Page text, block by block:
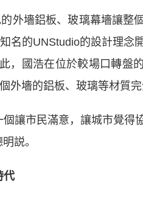
墻鋁板、玻璃幕墻讓整
名的UNStudio的設計理念
，國浩在位於較場口轉盤
外墻的鋁板、玻璃等材質
市民滿意，讓城市覺得
説。
代